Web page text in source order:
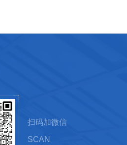
扫码加微信
SCAN